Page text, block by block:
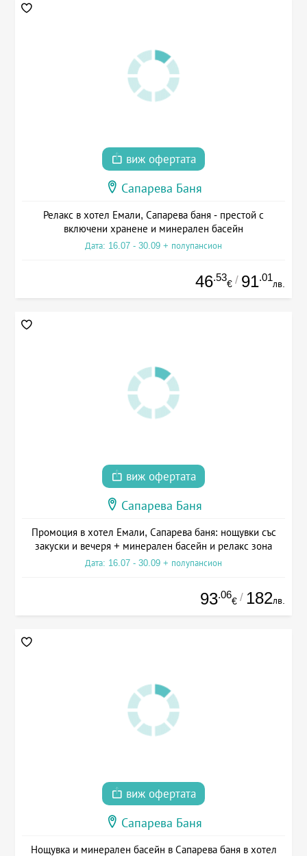
виж офертата
Сапарева Баня
Релакс в хотел Емали, Сапарева баня - престой с
включени хранене и минерален басейн
Дата: 16.07 - 30.09 + полупансион
46.53
€ / 91.01
лв.
виж офертата
Сапарева Баня
Промоция в хотел Емали, Сапарева баня: нощувки със
закуски и вечеря + минерален басейн и релакс зона
Дата: 16.07 - 30.09 + полупансион
93.06
€ / 182лв.
виж офертата
Сапарева Баня
Нощувка и минерален басейн в Сапарева баня в хотел